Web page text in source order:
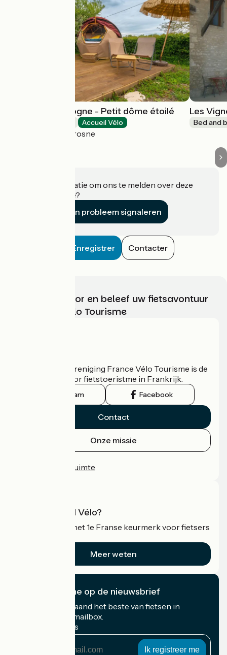
Bed and Bourgogne - Petit dôme étoilé
Accueil Vélo
Messey-sur-Grosne
Les
Bed and
Heeft u informatie om ons te melden over deze
accommodatie?
Een probleem signaleren
Enregistrer Contacter
Kies, bereid voor en beleef uw fietsavontuur
met France Vélo Tourisme
De nationale vereniging France Vélo Tourisme is de
officiële gids voor fietstoeristme in Frankrijk.
Instagram Facebook
Contact
Onze missie
Professionele ruimte
Wat is Accueil Vélo?
Accueil Vélo is het 1e Franse keurmerk voor fietsers
Meer weten
Ik abonneer me op de nieuwsbrief
Ontvang elke maand het beste van fietsen in
Frankrijk in uw mailbox.
Mijn e-mailadres